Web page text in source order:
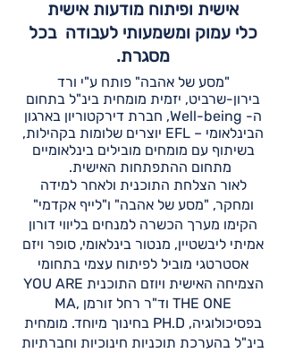
אישית ופיתוח מודעות אישית
כלי עמוק ומשמעותי לעבודה בכל
מסגרת.
"מסע של אהבה" פותח ע"י ורד
בירון-שרביט, יזמית מומחית בינ"ל בתחום
ה- Well-being, חברת דירקטוריון בארגון
הבינלאומי – EFL יוצרים שלומות בקהילות,
בשיתוף עם מומחים מובילים בינלאומיים
מתחום ההתפתחות האישית.
לאור הצלחת התוכנית ולאחר למידה
ומחקר, "מסע של אהבה" ו"לייף אקדמי"
הקימו מערך הכשרה למנחים בליווי דורון
אמיתי ליבשטיין, מנטור בינלאומי, סופר ויזם
אסטרטגי מוביל לפיתוח עצמי בתחומי
הצמיחה האישית ויוזם התוכנית YOU ARE
THE ONE וד"ר רחל זורמן ,MA
בפסיכולוגיה, PH.D בחינוך מיוחד. מומחית
בינ"ל בהערכת תוכניות חינוכיות וחברתיות